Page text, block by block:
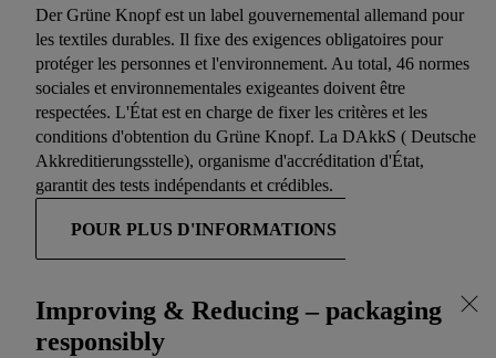
Der Grüne Knopf est un label gouvernemental allemand pour
les textiles durables. Il fixe des exigences obligatoires pour
protéger les personnes et l'environnement. Au total, 46 normes
sociales et environnementales exigeantes doivent être
respectées. L'État est en charge de fixer les critères et les
conditions d'obtention du Grüne Knopf. La DAkkS ( Deutsche
Akkreditierungsstelle), organisme d'accréditation d'État,
garantit des tests indépendants et crédibles.
POUR PLUS D'INFORMATIONS
Improving & Reducing – packaging
responsibly